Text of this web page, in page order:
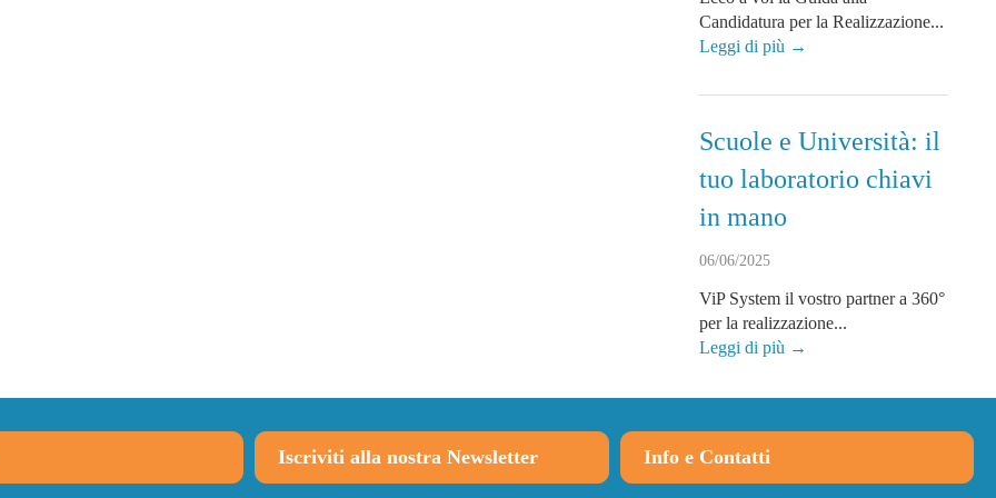
Candidatura per la Realizzazione...
Leggi di più →
Scuole e Università: il
tuo laboratorio chiavi
in mano
06/06/2025
ViP System il vostro partner a 360°
per la realizzazione...
Leggi di più →
Iscriviti alla nostra Newsletter Info e Contatti